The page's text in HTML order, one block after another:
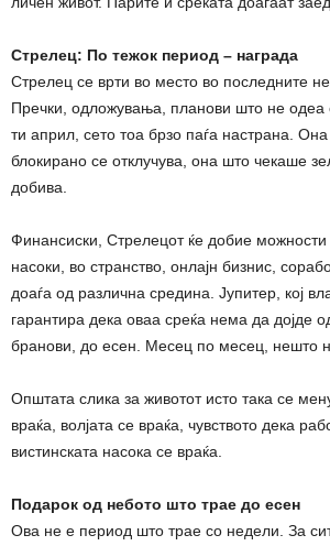
Стрелец: По тежок период – награда
Стрелец се врти во место во последните
Пречки, одложувања, планови што не одеа
ти април, сето тоа брзо паѓа настрана.
блокирано се отклучува, она што чекаше
добива.
Финансиски, Стрелецот ќе добие можности
насоки, во странство, онлајн бизнис,
доаѓа од различна средина. Јупитер, кој
гарантира дека оваа среќа нема да дојде
бранови, до есен. Месец по месец, нешто
Општата слика за животот исто така се
враќа, волјата се враќа, чувството дека
вистинската насока се враќа.
Подарок од небото што трае до есен
Ова не е период што трае со недели. За